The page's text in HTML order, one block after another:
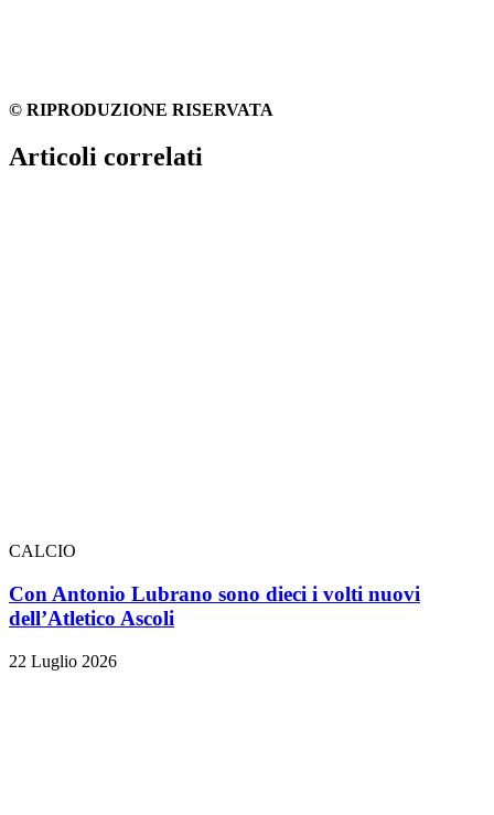
© RIPRODUZIONE RISERVATA
Articoli correlati
CALCIO
Con Antonio Lubrano sono dieci i volti nuovi
dell’Atletico Ascoli
22 Luglio 2026